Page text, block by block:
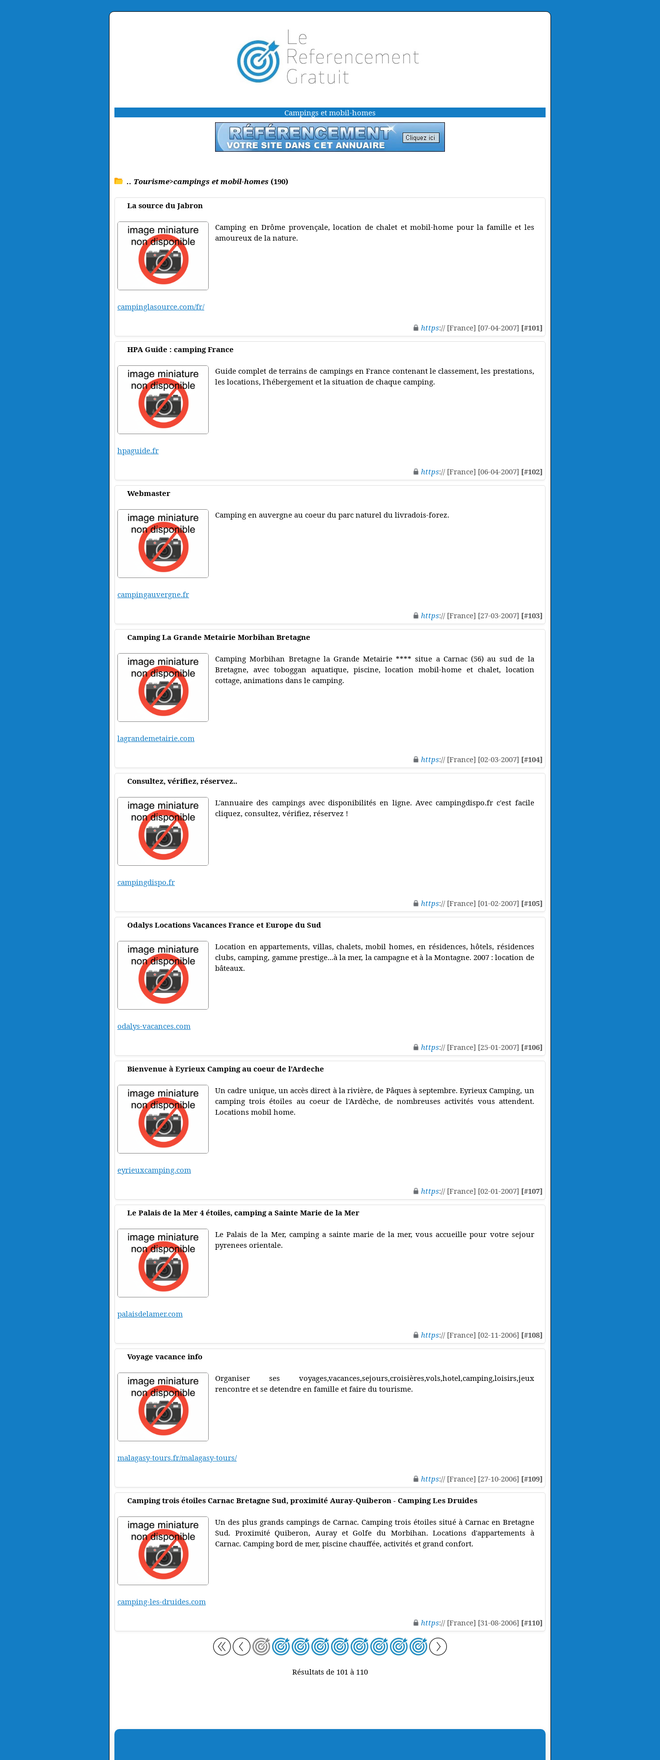
Campings et mobil-homes
.. Tourisme>campings et mobil-homes (190)
La source du Jabron
Camping en Drôme provençale, location de chalet et mobil-home pour la famille et les
amoureux de la nature.
campinglasource.com/fr/
https:// [France] [07-04-2007] [#101]
HPA Guide : camping France
Guide complet de terrains de campings en France contenant le classement, les prestations,
les locations, l'hébergement et la situation de chaque camping.
hpaguide.fr
https:// [France] [06-04-2007] [#102]
Webmaster
Camping en auvergne au coeur du parc naturel du livradois-forez.
campingauvergne.fr
https:// [France] [27-03-2007] [#103]
Camping La Grande Metairie Morbihan Bretagne
Camping Morbihan Bretagne la Grande Metairie **** situe a Carnac (56) au sud de la
Bretagne, avec toboggan aquatique, piscine, location mobil-home et chalet, location
cottage, animations dans le camping.
lagrandemetairie.com
https:// [France] [02-03-2007] [#104]
Consultez, vérifiez, réservez..
L'annuaire des campings avec disponibilités en ligne. Avec campingdispo.fr c'est facile
cliquez, consultez, vérifiez, réservez !
campingdispo.fr
https:// [France] [01-02-2007] [#105]
Odalys Locations Vacances France et Europe du Sud
Location en appartements, villas, chalets, mobil homes, en résidences, hôtels, résidences
clubs, camping, gamme prestige...à la mer, la campagne et à la Montagne. 2007 : location de
bâteaux.
odalys-vacances.com
https:// [France] [25-01-2007] [#106]
Bienvenue à Eyrieux Camping au coeur de l'Ardeche
Un cadre unique, un accès direct à la rivière, de Pâques à septembre. Eyrieux Camping, un
camping trois étoiles au coeur de l'Ardèche, de nombreuses activités vous attendent.
Locations mobil home.
eyrieuxcamping.com
https:// [France] [02-01-2007] [#107]
Le Palais de la Mer 4 étoiles, camping a Sainte Marie de la Mer
Le Palais de la Mer, camping a sainte marie de la mer, vous accueille pour votre sejour
pyrenees orientale.
palaisdelamer.com
https:// [France] [02-11-2006] [#108]
Voyage vacance info
Organiser ses voyages,vacances,sejours,croisières,vols,hotel,camping,loisirs,jeux
rencontre et se detendre en famille et faire du tourisme.
malagasy-tours.fr/malagasy-tours/
https:// [France] [27-10-2006] [#109]
Camping trois étoiles Carnac Bretagne Sud, proximité Auray-Quiberon - Camping Les Druides
Un des plus grands campings de Carnac. Camping trois étoiles situé à Carnac en Bretagne
Sud. Proximité Quiberon, Auray et Golfe du Morbihan. Locations d'appartements à
Carnac. Camping bord de mer, piscine chauffée, activités et grand confort.
camping-les-druides.com
https:// [France] [31-08-2006] [#110]
Résultats de 101 à 110